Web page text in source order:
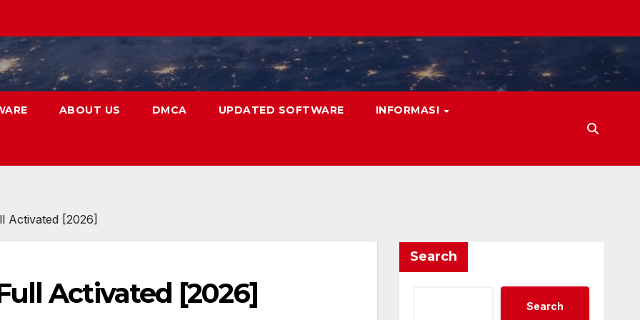
ABOUT US DMCA UPDATED SOFTWARE INFORMASI
Activated [2026]
Activated [2026]
Search
Search